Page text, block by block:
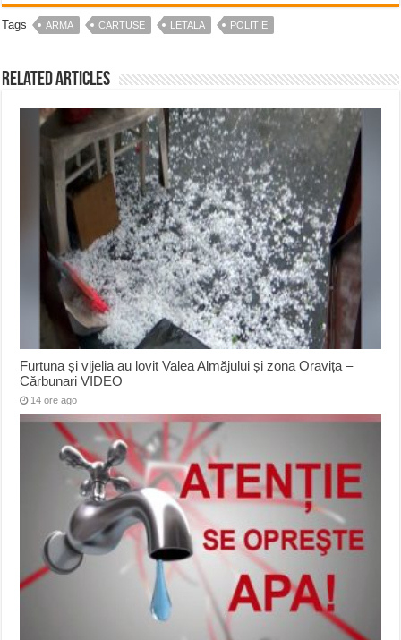
Tags ARMA CARTUSE LETALA POLITIE
Related Articles
Furtuna și vijelia au lovit Valea Almăjului și zona Oravița –
Cărbunari VIDEO
14 ore ago